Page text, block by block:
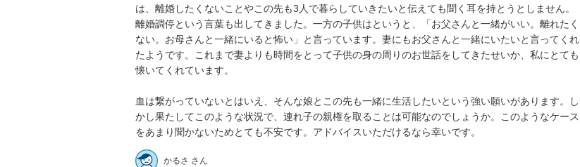
は、離婚したくないことやこの先も3人で暮らしていきたいと伝えても聞く耳を持とうとしません。
離婚調停という言葉も出してきました。一方の子供はというと、「お父さんと一緒がいい。離れたく
ない。お母さんと一緒にいると怖い」と言っています。妻にもお父さんと一緒にいたいと言ってくれ
たようです。これまで妻よりも時間をとって子供の身の周りのお世話をしてきたせいか、私にとても
懐いてくれています。
血は繋がっていないとはいえ、そんな娘とこの先も一緒に生活したいという強い願いがあります。し
かし果たしてこのような状況で、連れ子の親権を取ることは可能なのでしょうか。このようなケース
かるさ さん